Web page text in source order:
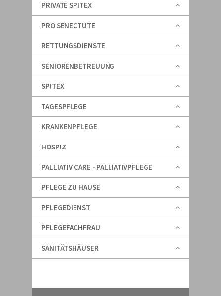
PRIVATE SPITEX
PRO SENECTUTE
RETTUNGSDIENSTE
SENIORENBETREUUNG
SPITEX
TAGESPFLEGE
KRANKENPFLEGE
HOSPIZ
PALLIATIV CARE - PALLIATIVPFLEGE
PFLEGE ZU HAUSE
PFLEGEDIENST
PFLEGEFACHFRAU
SANITÄTSHÄUSER